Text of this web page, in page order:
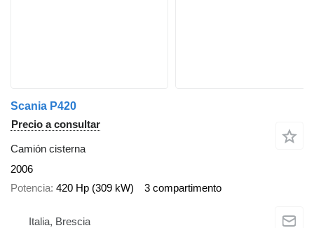
Scania P420
Precio a consultar
Camión cisterna
2006
Potencia 420 Hp (309 kW) 3 compartimento
Italia, Brescia